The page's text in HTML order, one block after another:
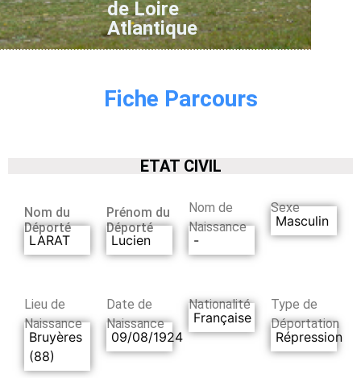
de Loire
Atlantique
Fiche Parcours
ETAT CIVIL
Nom du
Déporté
LARAT
Prénom du
Déporté
Lucien
Nom de
Naissance
-
Sexe
Masculin
Lieu de
Naissance
Bruyères
(88)
Date de
Naissance
09/08/1924
Nationalité
Française
Type de
Déportation
Répression